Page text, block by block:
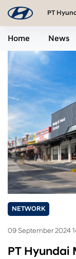
PT
Home News
NETWORK
09 September 2024
PT Hyundai